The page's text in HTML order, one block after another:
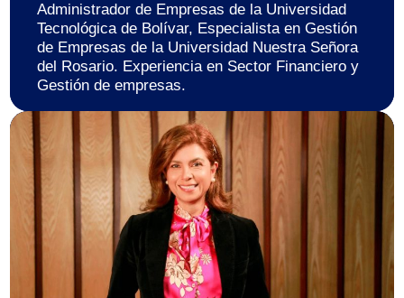
Administrador de Empresas de la Universidad
Tecnológica de Bolívar, Especialista en Gestión
de Empresas de la Universidad Nuestra Señora
del Rosario. Experiencia en Sector Financiero y
Gestión de empresas.